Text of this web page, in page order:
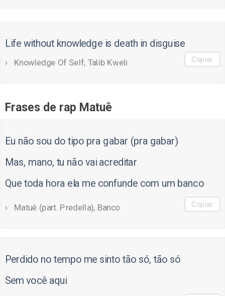
Life without knowledge is death in disguise
Knowledge Of Self, Talib Kweli Copiar
Frases de rap Matuê
Eu não sou do tipo pra gabar (pra gabar)
Mas, mano, tu não vai acreditar
Que toda hora ela me confunde com um banco
Matuê (part. Predella), Banco Copiar
Perdido no tempo me sinto tão só, tão só
Sem você aqui